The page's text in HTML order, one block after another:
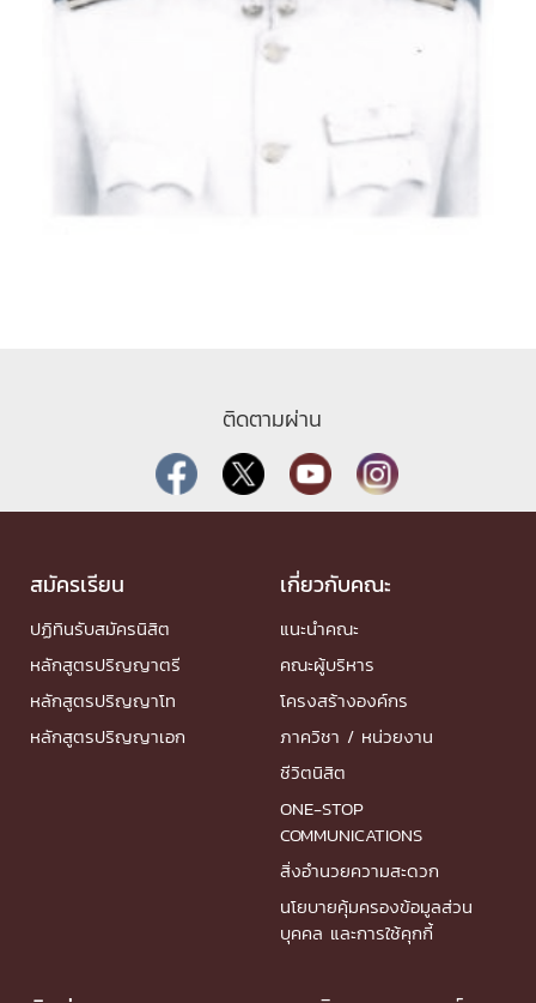
ติดตามผ่าน
สมัครเรียน
ปฏิทินรับสมัครนิสิต
หลักสูตรปริญญาตรี
หลักสูตรปริญญาโท
หลักสูตรปริญญาเอก
เกี่ยวกับคณะ
แนะนำคณะ
คณะผู้บริหาร
โครงสร้างองค์กร
ภาควิชา / หน่วยงาน
ชีวิตนิสิต
ONE-STOP
COMMUNICATIONS
สิ่งอำนวยความสะดวก
นโยบายคุ้มครองข้อมูลส่วน
บุคคล และการใช้คุกกี้